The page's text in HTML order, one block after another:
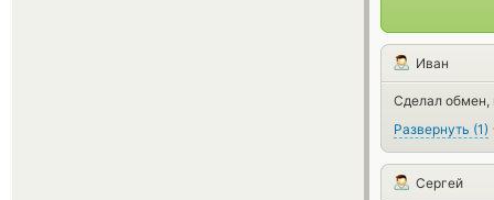
Иван
Сделал обмен,
Развернуть (1)
Сергей